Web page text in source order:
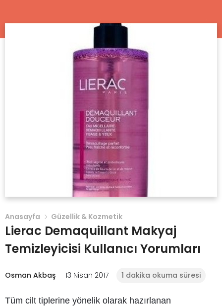
Anasayfa Güzellik & Kozmetik
Lierac Demaquillant Makyaj
Temizleyicisi Kullanıcı Yorumları
Osman Akbaş 13 Nisan 2017 1 dakika okuma süresi
Tüm cilt tiplerine yönelik olarak hazırlanan